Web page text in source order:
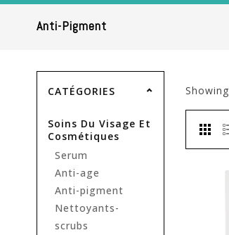
Anti-Pigment
CATÉGORIES
Soins Du Visage Et
Cosmétiques
Serum
Anti-age
Anti-pigment
Nettoyants-
scrubs
Showing